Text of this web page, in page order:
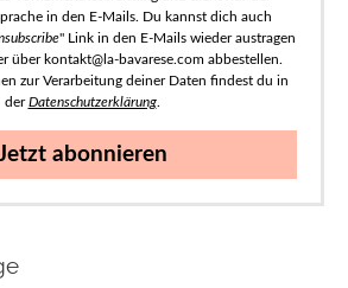
in den E-Mails. Du kannst dich auch
" Link in den E-Mails wieder austragen
über kontakt@la-bavarese.com abbestellen.
zur Verarbeitung deiner Daten findest du in
derDatenschutzerklärung.
abonnieren